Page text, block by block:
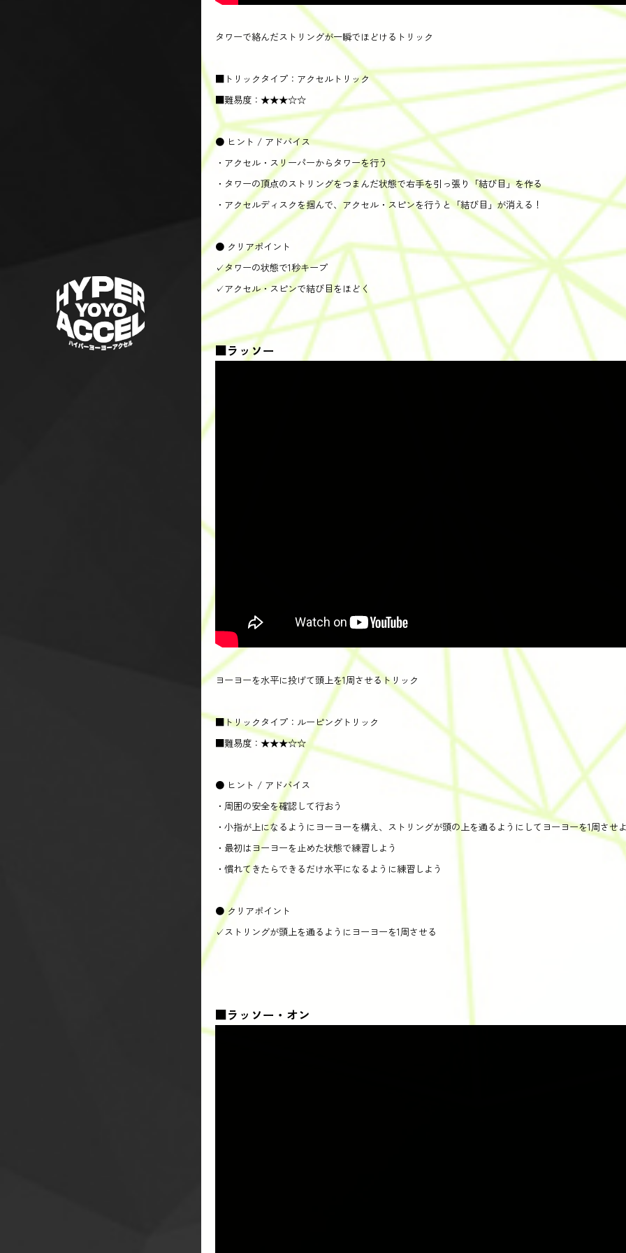
タワーで絡んだストリングが一瞬でほどけるトリック
■トリックタイプ：アクセルトリック
■難易度：★★★☆☆
● ヒント / アドバイス
・アクセル・スリーパーからタワーを行う
・タワーの頂点のストリングをつまんだ状態で右手を引っ張り「結び目」を作る
・アクセルディスクを掴んで、アクセル・スピンを行うと「結び目」が消える！
● クリアポイント
✓タワーの状態で1秒キープ
✓アクセル・スピンで結び目をほどく
■ラッソー
ヨーヨーを水平に投げて頭上を1周させるトリック
■トリックタイプ：ルーピングトリック
■難易度：★★★☆☆
● ヒント / アドバイス
・周囲の安全を確認して行おう
・小指が上になるようにヨーヨーを構え、ストリングが頭の上を通るようにしてヨーヨーを1周させ
・最初はヨーヨーを止めた状態で練習しよう
・慣れてきたらできるだけ水平になるように練習しよう
● クリアポイント
✓ストリングが頭上を通るようにヨーヨーを1周させる
■ラッソー・オン